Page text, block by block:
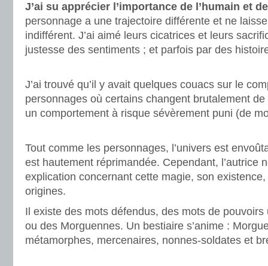
J’ai su apprécier l’importance de l’humain et
personnage a une trajectoire différente et ne
indifférent. J’ai aimé leurs cicatrices et leurs
justesse des sentiments ; et parfois par des
J’ai trouvé qu’il y avait quelques couacs sur le
personnages où certains changent brutalement de
un comportement à risque sévèrement puni (de
Tout comme les personnages, l’univers est
est hautement réprimandée. Cependant, l’autrice
explication concernant cette magie, son
origines.
Il existe des mots défendus, des mots de
ou des Morguennes. Un bestiaire s’anime :
métamorphes, mercenaires, nonnes-soldates et